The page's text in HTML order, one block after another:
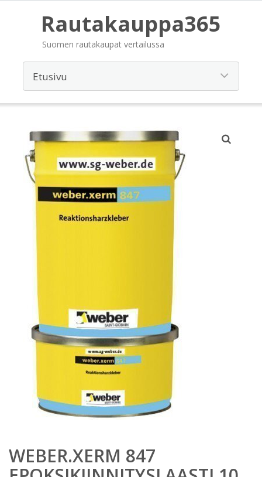
Rautakauppa365
Suomen rautakaupat vertailussa
WEBER.XERM 847